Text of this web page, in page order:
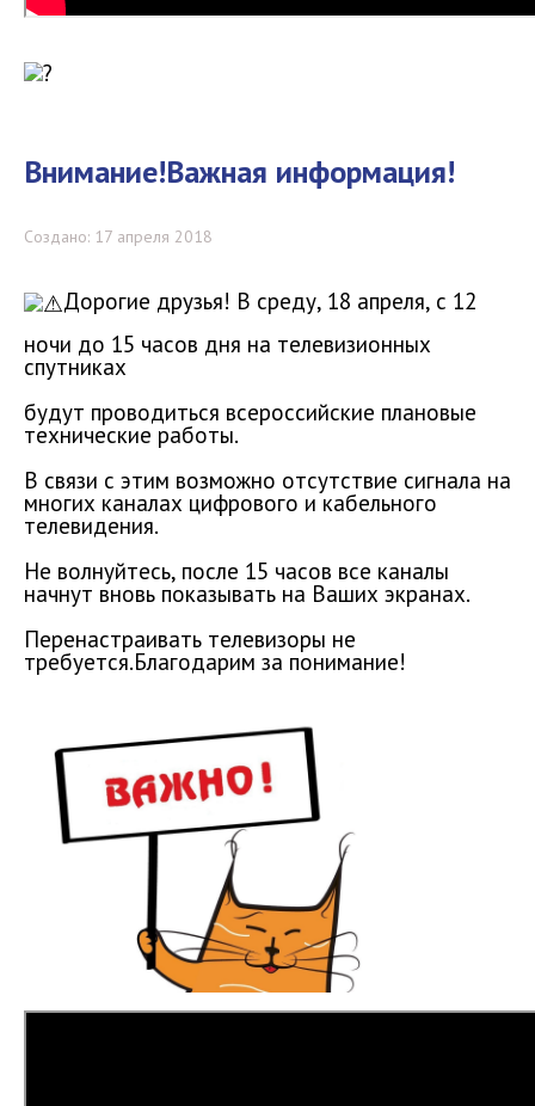
Внимание!Важная информация!
Создано: 17 апреля 2018
Дорогие друзья! В среду, 18 апреля, с 12
ночи до 15 часов дня на телевизионных
спутниках
будут проводиться всероссийские плановые
технические работы.
В связи с этим возможно отсутствие сигнала на
многих каналах цифрового и кабельного
телевидения.
Не волнуйтесь, после 15 часов все каналы
начнут вновь показывать на Ваших экранах.
Перенастраивать телевизоры не
требуется.Благодарим за понимание!